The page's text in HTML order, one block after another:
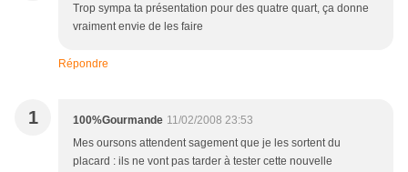
Trop sympa ta présentation pour des quatre quart, ça donne
vraiment envie de les faire
Répondre
1 100%Gourmande 11/02/2008 23:53
Mes oursons attendent sagement que je les sortent du
placard : ils ne vont pas tarder à tester cette nouvelle